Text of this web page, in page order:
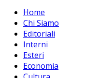
Home
Chi Siamo
Editoriali
Interni
Esteri
Economia